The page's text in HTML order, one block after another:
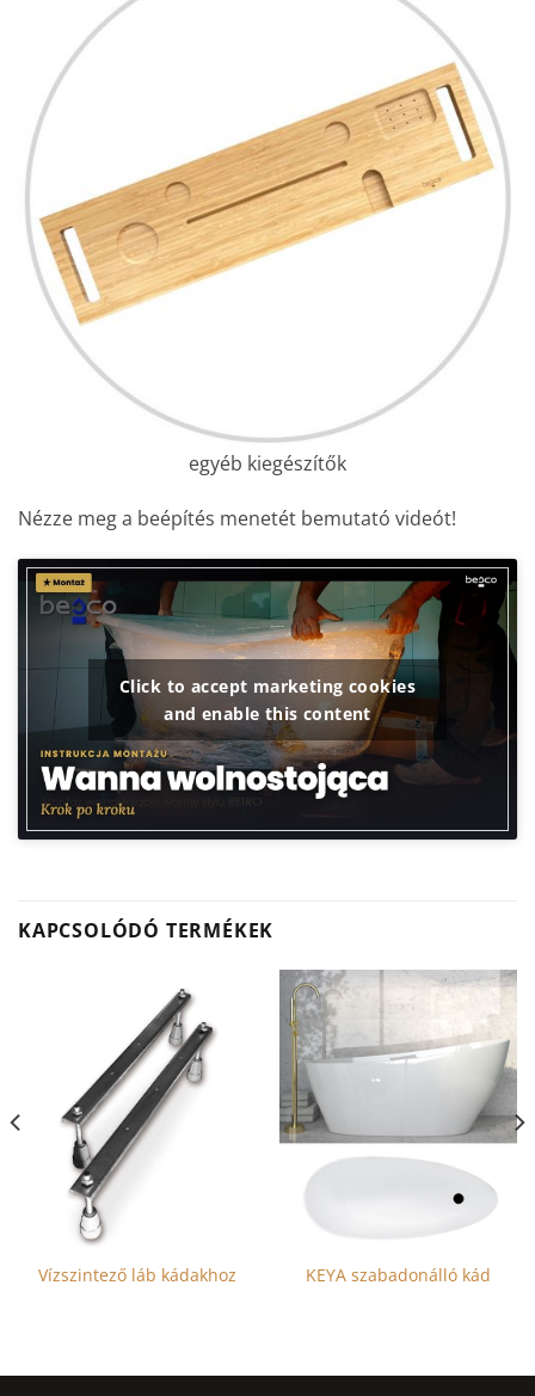
egyéb kiegészítők
Nézze meg a beépítés menetét bemutató videót!
Click to accept marketing cookies
and enable this content
KAPCSOLÓDÓ TERMÉKEK
Vízszintező láb kádakhoz KEYA szabadonálló kád